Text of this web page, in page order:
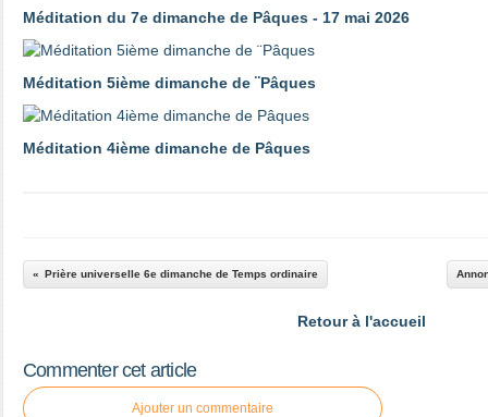
Méditation du 7e dimanche de Pâques - 17 mai 2026
Méditation 5ième dimanche de ¨Pâques
Méditation 4ième dimanche de Pâques
Prière universelle 6e dimanche de Temps ordinaire
Retour à l'accueil
Commenter cet article
Ajouter un commentaire